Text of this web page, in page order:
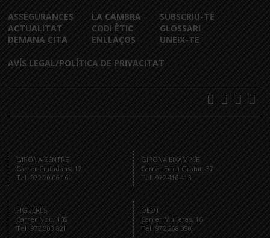
ASSEGURANCES
ACTUALITAT
DEMANA CITA
LA CAMBRA
CODI ÈTIC
ENLLAÇOS
SUBSCRIU-TE
GLOSSARI
UNEIX-TE
AVÍS LEGAL/POLÍTICA DE PRIVACITAT
GIRONA CENTRE
Carrer Ciutadans, 12
Tel. 972 20 06 16
GIRONA EIXAMPLE
Carrer Emili Grahit, 37
Tel. 972 416 413
FIGUERES
Carrer Nou, 105
Tel. 972 500 821
OLOT
Carrer Mulleras, 16
Tel. 972 268 350